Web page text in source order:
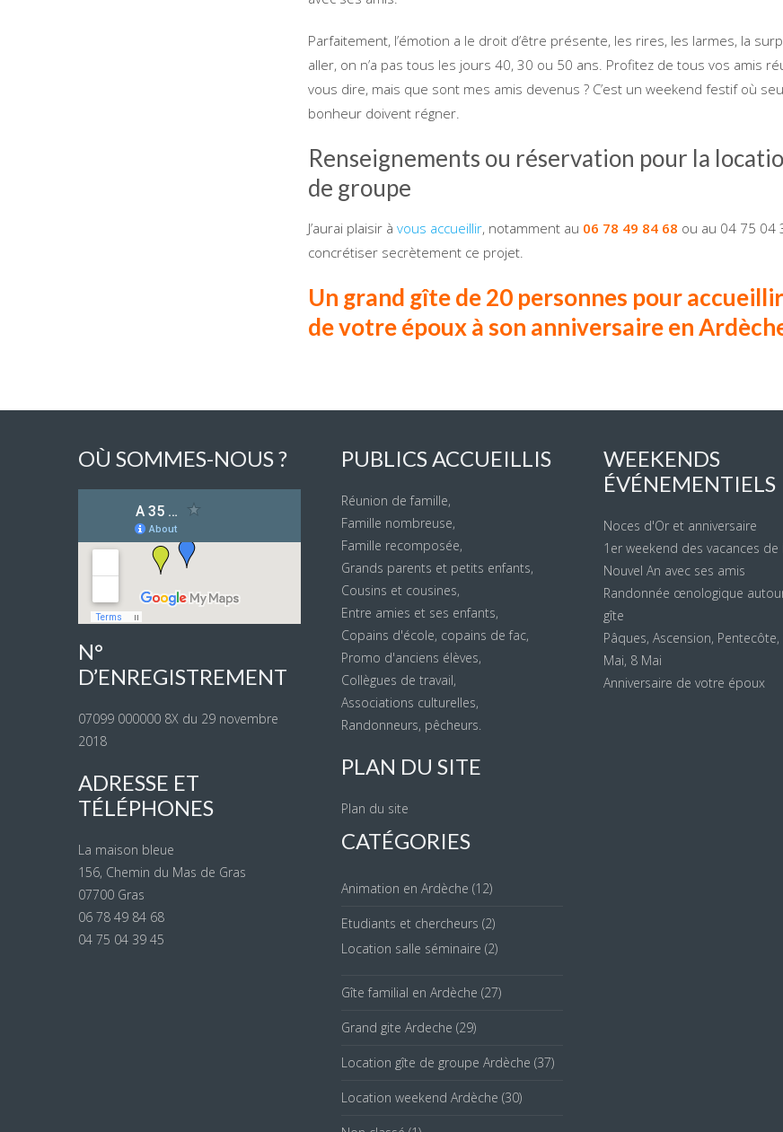
Parfaitement, l’émotion a le droit d’être présente, les rires, les larmes, la
aller, on n’a pas tous les jours 40, 30 ou 50 ans. Profitez de tous vos amis
vous dire, mais que sont mes amis devenus ? C’est un weekend festif où
bonheur doivent régner.
Renseignements ou réservation pour la
de groupe
J’aurai plaisir à vous accueillir, notamment au 06 78 49 84 68 ou au 04 75 04
concrétiser secrètement ce projet.
Un grand gîte de 20 personnes pour
de votre époux à son anniversaire en
OÙ SOMMES-NOUS ?
N°
D’ENREGISTREMENT
07099 000000 8X du 29 novembre
2018
ADRESSE ET
TÉLÉPHONES
La maison bleue
156, Chemin du Mas de Gras
07700 Gras
06 78 49 84 68
04 75 04 39 45
PUBLICS ACCUEILLIS
Réunion de famille,
Famille nombreuse,
Famille recomposée,
Grands parents et petits enfants,
Cousins et cousines,
Entre amies et ses enfants,
Copains d'école, copains de fac,
Promo d'anciens élèves,
Collègues de travail,
Associations culturelles,
Randonneurs, pêcheurs.
PLAN DU SITE
Plan du site
CATÉGORIES
Animation en Ardèche (12)
Etudiants et chercheurs (2)
Location salle séminaire (2)
Gîte familial en Ardèche (27)
Grand gite Ardeche (29)
Location gîte de groupe Ardèche (37)
Location weekend Ardèche (30)
WEEKENDS
ÉVÉNEMENTIELS
Noces d'Or et anniversaire
1er weekend des vacances de
Nouvel An avec ses amis
Randonnée œnologique
gîte
Pâques, Ascension,
Mai, 8 Mai
Anniversaire de votre époux